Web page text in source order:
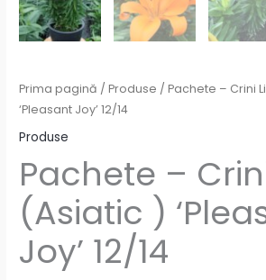
Prima pagină /Produse / Pachete – Crini
‘Pleasant Joy’ 12/14
Produse
Pachete –
(Asiatic )
Joy’ 12/14